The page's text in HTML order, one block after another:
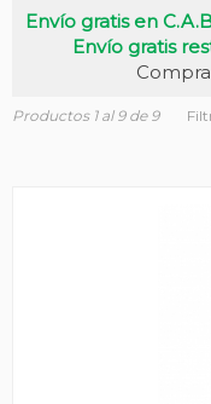
Envío gratis en
Envío gratis
Productos 1 al 9 de 9